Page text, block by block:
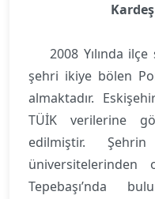
2008 Yılında ilçe
şehri ikiye bölen
almaktadır.
TÜİK verilerine
edilmiştir.
üniversitelerinden
Tepebaşı’nda